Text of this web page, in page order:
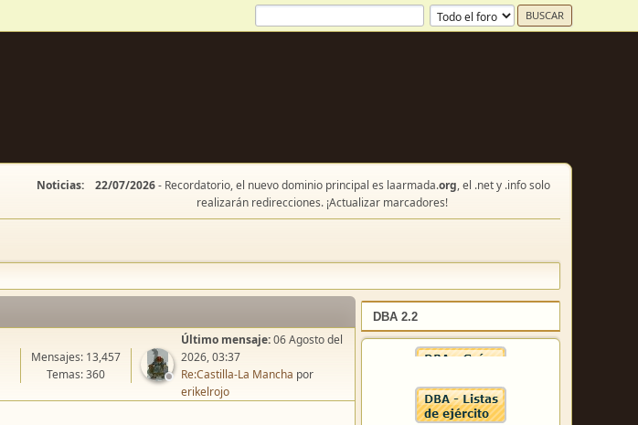
Noticias: 22/07/2026- Recordatorio, el nuevo dominio principal es laarmada.org, el .net y .info solo
realizarán redirecciones. ¡Actualizar marcadores!
DBA 2.2
Mensajes: 13,457
Temas: 360
Último mensaje:06 Agosto del
2026, 03:37
Re:Castilla-La Mancha por
erikelrojo